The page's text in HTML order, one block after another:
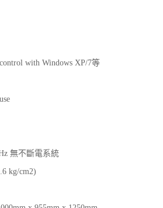
with Windows XP/7等
無不斷電系統
kg/cm2)